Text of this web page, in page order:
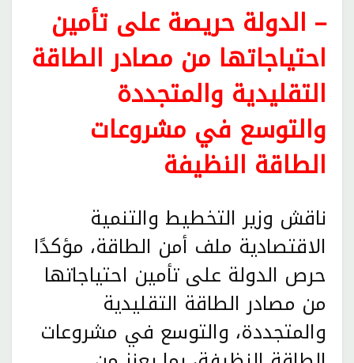
– الدولة حريصة على تأمين
احتياجاتها من مصادر الطاقة
التقليدية والمتجددة
والتوسع في مشروعات
الطاقة النظيفة
ناقش وزير التخطيط والتنمية
الاقتصادية ملف أمن الطاقة، مؤكدًا
حرص الدولة على تأمين احتياجاتها
من مصادر الطاقة التقليدية
والمتجددة، والتوسع في مشروعات